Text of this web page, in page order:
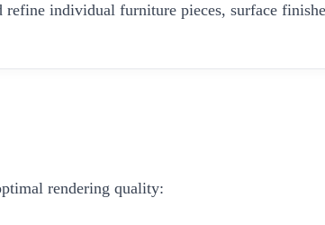
individual furniture pieces, surface
rendering quality: